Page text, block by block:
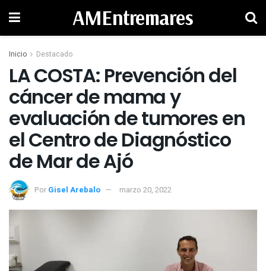
AMEntremares
Inicio Destacado
LA COSTA: Prevención del
cáncer de mama y
evaluación de tumores en
el Centro de Diagnóstico
de Mar de Ajó
Por Gisel Arebalo marzo 20, 2022